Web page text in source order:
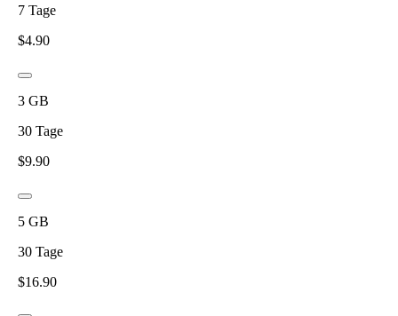
7 Tage
$4.90
3 GB
30 Tage
$9.90
5 GB
30 Tage
$16.90